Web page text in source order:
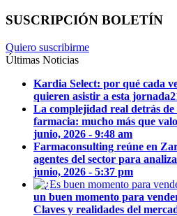
SUSCRIPCIÓN BOLETÍN
Quiero suscribirme
Últimas Noticias
Kardia Select: por qué cada
quieren asistir a esta jornada
La complejidad real detrás
farmacia: mucho más que
junio, 2026 - 9:48 am
Farmaconsulting reúne en
agentes del sector para
junio, 2026 - 5:37 pm
un buen momento para
Claves y realidades del